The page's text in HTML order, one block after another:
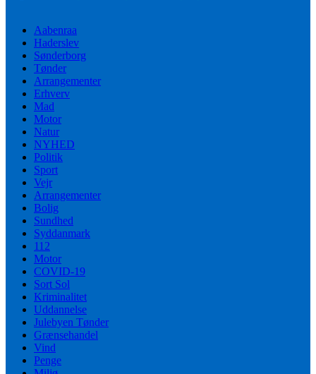
Aabenraa
Haderslev
Sønderborg
Tønder
Arrangementer
Erhverv
Mad
Motor
Natur
NYHED
Politik
Sport
Vejr
Arrangementer
Bolig
Sundhed
Syddanmark
112
Motor
COVID-19
Sort Sol
Kriminalitet
Uddannelse
Julebyen Tønder
Grænsehandel
Vind
Penge